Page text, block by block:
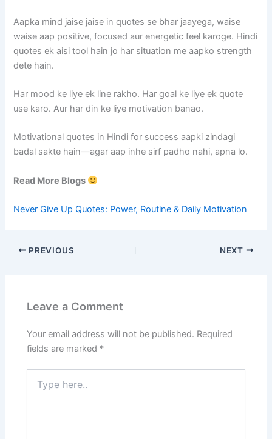
Aapka mind jaise jaise in quotes se bhar jaayega, waise
waise aap positive, focused aur energetic feel karoge. Hindi
quotes ek aisi tool hain jo har situation me aapko strength
dete hain.
Har mood ke liye ek line rakho. Har goal ke liye ek quote
use karo. Aur har din ke liye motivation banao.
Motivational quotes in Hindi for success aapki zindagi
badal sakte hain—agar aap inhe sirf padho nahi, apna lo.
Read More Blogs
Never Give Up Quotes: Power, Routine & Daily Motivation
PREVIOUS NEXT
Leave a Comment
Your email address will not be published. Required
fields are marked *
here..